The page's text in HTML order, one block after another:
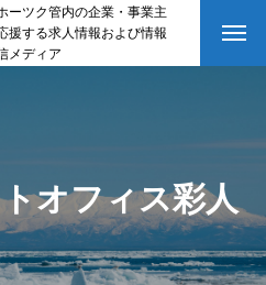
ーツク管内の企業・事業主
援する求人情報および情報
メディア
オフィス彩人